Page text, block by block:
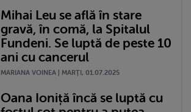
Mihai Leu se află în stare
gravă, în comă, la Spitalul
Fundeni. Se luptă de peste 10
ani cu cancerul
MARIANA VOINEA | MARŢI, 01.07.2025
Oana Ioniță încă se luptă cu